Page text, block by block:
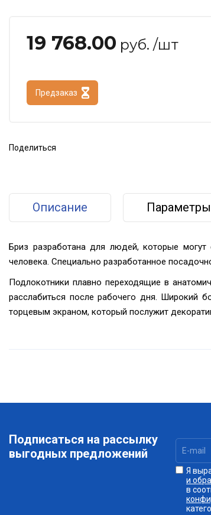
19 768.00 руб. /шт
Предзаказ
Поделиться
Описание Параметры
Бриз разработана для людей, которые могут
человека. Специально разработанное
Подлокотники плавно переходящие в
расслабиться после рабочего дня. Широкий
торцевым экраном, который послужит
Подписаться на рассылку
выгодных предложений
Я
и
в